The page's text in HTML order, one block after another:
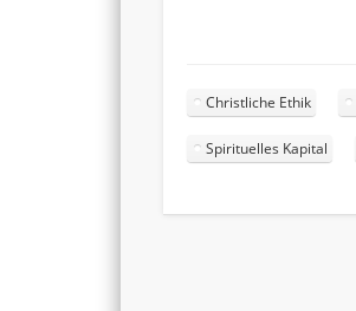
Christliche Ethik
Spirituelles Kapital